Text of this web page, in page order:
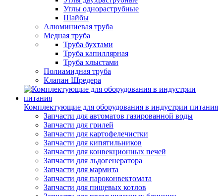
Углы однораструбные
Шайбы
Алюминиевая труба
Медная труба
Труба бухтами
Труба капиллярная
Труба хлыстами
Полиамидная труба
Клапан Шредера
Комплектующие для оборудования в индустрии питания
Запчасти для автоматов газированной воды
Запчасти для грилей
Запчасти для картофелечистки
Запчасти для кипятильников
Запчасти для конвекционных печей
Запчасти для льдогенератора
Запчасти для мармита
Запчасти для пароконвектомата
Запчасти для пищевых котлов